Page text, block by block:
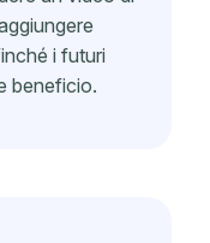
i futuri
beneficio.